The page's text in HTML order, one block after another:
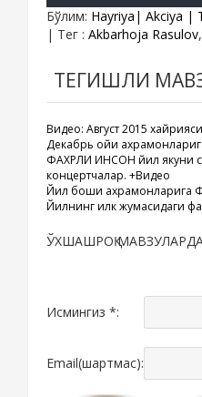
Бўлим: Hayriya| Akciya |
| Тег : Akbarhoja Rasulov,
ТЕГИШЛИ
Видео: Август 2015
Декабрь ойи
ФАХРЛИ ИНСОН йил якуни
концертчалар. +Видео
Йил боши
Йилнинг илк жумасидаги
ЎХШАШРОҚ
Исмингиз *:
Email(шартмас):